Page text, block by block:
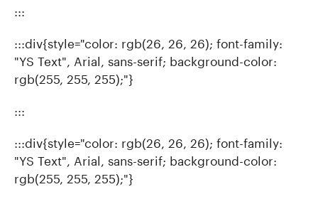
:::
:::div{style="color: rgb(26, 26, 26); font-family:
"YS Text", Arial, sans-serif; background-color:
rgb(255, 255, 255);"}
:::
:::div{style="color: rgb(26, 26, 26); font-family:
"YS Text", Arial, sans-serif; background-color:
rgb(255, 255, 255);"}